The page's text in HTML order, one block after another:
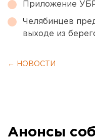
Приложение
Челябинцев
выходе из
← НОВОСТИ
Анонсы